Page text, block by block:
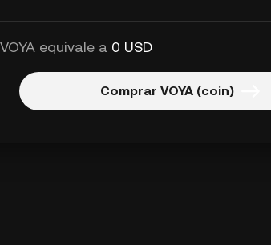
equivale a 0 USD
Comprar VOYA (coin)